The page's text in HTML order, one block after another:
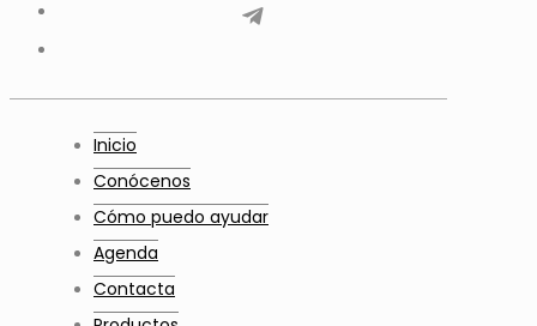
Telegram
Inicio
Conócenos
Cómo puedo ayudar
Agenda
Contacta